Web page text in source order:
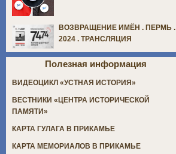
ВОЗВРАЩЕНИЕ ИМЁН . ПЕРМЬ .
2024 . ТРАНСЛЯЦИЯ
Полезная информация
ВИДЕОЦИКЛ «УСТНАЯ ИСТОРИЯ»
ВЕСТНИКИ «ЦЕНТРА ИСТОРИЧЕСКОЙ
ПАМЯТИ»
КАРТА ГУЛАГА В ПРИКАМЬЕ
КАРТА МЕМОРИАЛОВ В ПРИКАМЬЕ